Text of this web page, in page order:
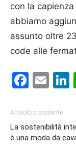
con la
abbiamo
assunto oltre
code alle
Articolo precedente
La sostenibilità
è una moda da